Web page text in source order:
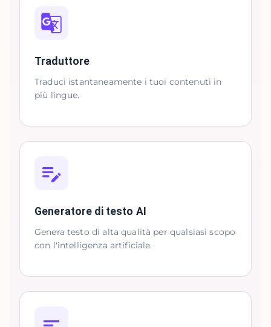
Traduttore
Traduci istantaneamente i tuoi contenuti in
più lingue.
Generatore di testo AI
Genera testo di alta qualità per qualsiasi scopo
con l'intelligenza artificiale.